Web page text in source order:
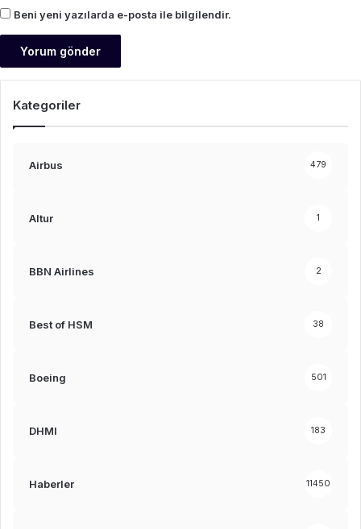
Beni yeni yazılarda e-posta ile bilgilendir.
Kategoriler
Airbus 479
Altur 1
BBN Airlines 2
Best of HSM 38
Boeing 501
DHMI 183
Haberler 11450